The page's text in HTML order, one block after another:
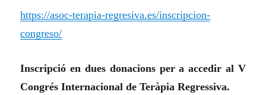
https://asoc-terapia-regresiva.es/inscripcion-
congreso/
Inscripció en dues donacions per a accedir al V
Congrés Internacional de Teràpia Regressiva.